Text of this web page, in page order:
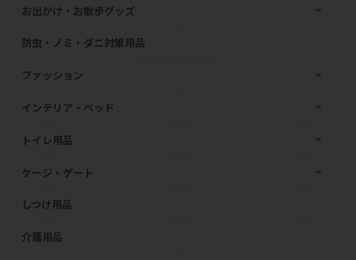
お出かけ・お散歩グッズ
防虫・ノミ・ダニ対策用品
ファッション
インテリア・ベッド
トイレ用品
ケージ・ゲート
しつけ用品
介護用品